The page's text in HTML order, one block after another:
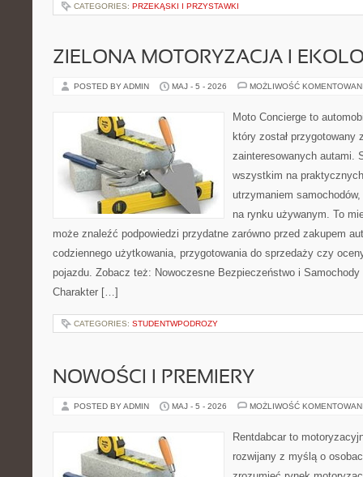
CATEGORIES: PRZEKĄSKI I PRZYSTAWKI
ZIELONA MOTORYZACJA I
POSTED BY ADMIN MAJ - 5 - 2026 MOŻLIWOŚĆ
Moto Concierge to
który został przygotowany
zainteresowanych autami.
wszystkim na
utrzymaniem
na rynku używanym. To
może znaleźć podpowiedzi przydatne zarówno przed zakupem
codziennego użytkowania, przygotowania do sprzedaży czy
pojazdu. Zobacz też: Nowoczesne Bezpieczeństwo i
Charakter […]
CATEGORIES: STUDENTWPODROZY
NOWOŚCI I PREMIERY
POSTED BY ADMIN MAJ - 5 - 2026 MOŻLIWOŚĆ
Rentdabcar to
rozwijany z myślą o